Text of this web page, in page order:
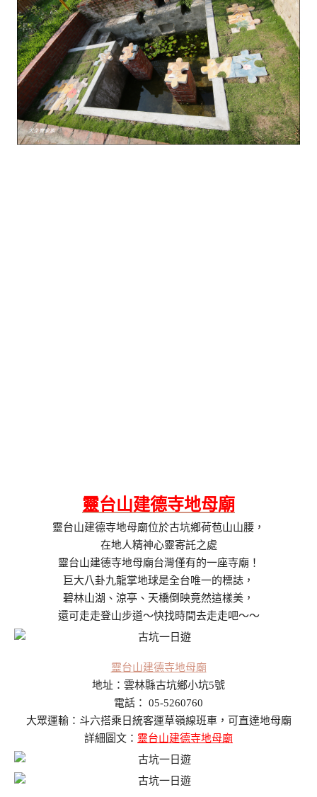
靈台山建德寺地母廟
靈台山建德寺地母廟位於古坑鄉荷苞山山腰，
在地人精神心靈寄託之處
靈台山建德寺地母廟台灣僅有的一座寺廟！
巨大八卦九龍掌地球是全台唯一的標誌，
碧林山湖、涼亭、天橋倒映竟然這樣美，
還可走走登山步道～快找時間去走走吧～～
靈台山建德寺地母廟
地址：雲林縣古坑鄉小坑5號
電話： 05-5260760
大眾運輸：斗六搭乘日統客運草嶺線班車，可直達地母廟
詳細圖文： 靈台山建德寺地母廟